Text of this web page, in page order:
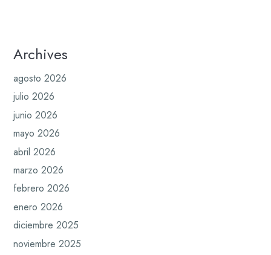
Archives
agosto 2026
julio 2026
junio 2026
mayo 2026
abril 2026
marzo 2026
febrero 2026
enero 2026
diciembre 2025
noviembre 2025